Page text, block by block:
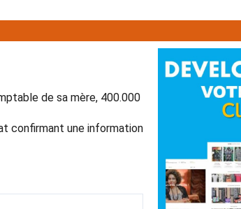
de sa mère, 400.000
confirmant une information